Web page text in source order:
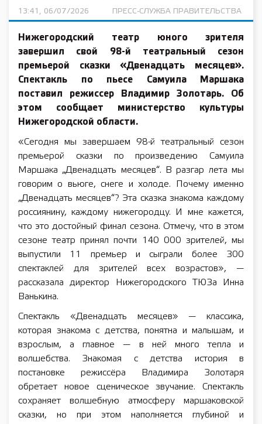
13:41, 06/07/2026 ПРЕСС-СЛУЖБА ПРАВИТЕЛЬСТВА
Нижегородский театр юного зрителя
завершил свой 98-й театральный сезон
премьерой сказки «Двенадцать месяцев».
Спектакль по пьесе Самуила Маршака
поставил режиссер Владимир Золотарь. Об
этом сообщает министерство культуры
Нижегородской области.
«Сегодня мы завершаем 98-й театральный сезон
премьерой сказки по произведению Самуила
Маршака „Двенадцать месяцев“. В разгар лета мы
говорим о вьюге, снеге и холоде. Почему именно
„Двенадцать месяцев“? Эта сказка знакома каждому
россиянину, каждому нижегородцу. И мне кажется,
что это достойный финал сезона. Отмечу, что в этом
сезоне театр принял почти 140 000 зрителей, мы
выпустили 11 премьер и сыграли более 300
спектаклей для зрителей всех возрастов», —
рассказала директор Нижегородского ТЮЗа Инна
Ванькина.
Спектакль «Двенадцать месяцев» — классика,
которая знакома с детства, понятна и малышам, и
взрослым, а главное — в ней много тепла и
волшебства. Знакомая с детства история в
постановке режиссёра Владимира Золотаря
обретает новое сценическое звучание. Спектакль
сохраняет волшебную атмосферу маршаковской
сказки, но при этом наполняется глубиной и